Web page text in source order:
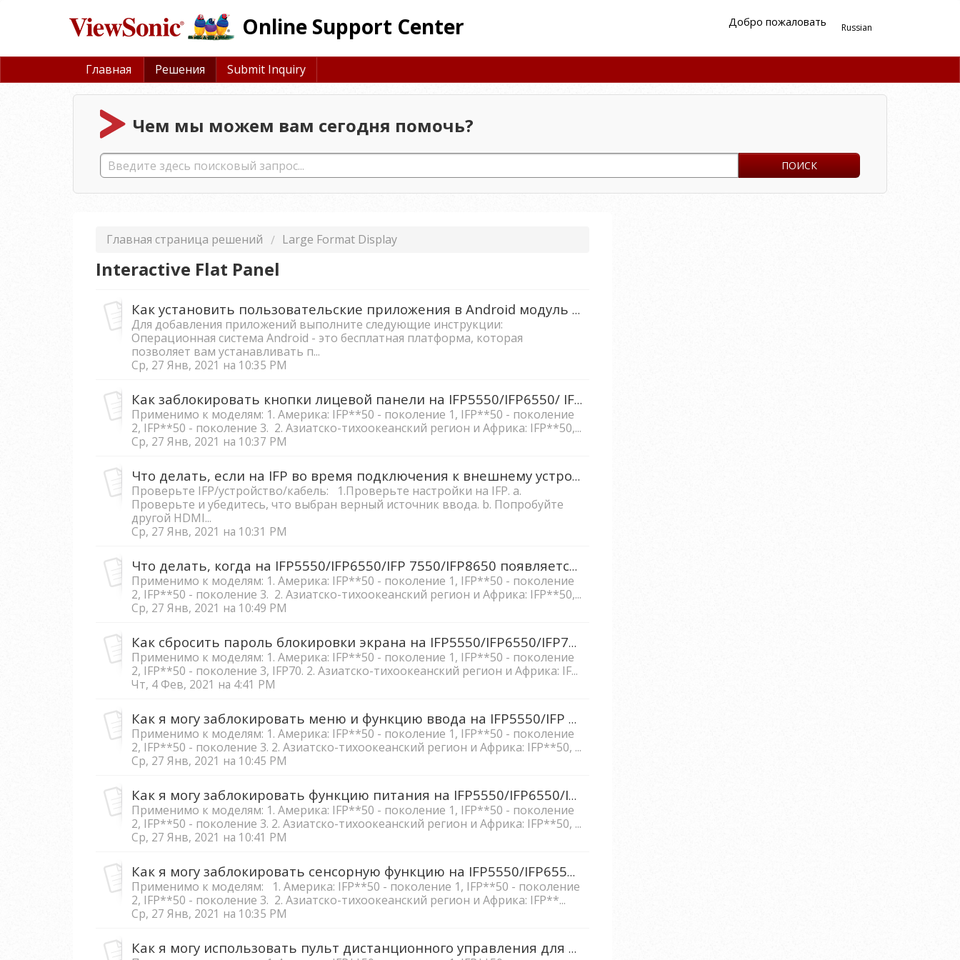
Online Support Center Russian
Добро пожаловать
Главная Решения Submit Inquiry
Чем мы можем вам сегодня помочь?
ПОИСК
Главная страница решений Large Format Display
Interactive Flat Panel
Как установить пользовательские приложения в Android модуль для дисплеев серии IFP50?
Для добавления приложений выполните следующие инструкции:
Операционная система Android - это бесплатная платформа, которая
позволяет вам устанавливать п...
Ср, 27 Янв, 2021 на 10:35 PM
Как заблокировать кнопки лицевой панели на IFP5550/IFP6550/ IFP7550/IFP8650?
Применимо к моделям: 1. Америка: IFP**50 - поколение 1, IFP**50 - поколение
2, IFP**50 - поколение 3. 2. Азиатско-тихоокеанский регион и Африка: IFP**50,...
Ср, 27 Янв, 2021 на 10:37 PM
Что делать, если на IFP во время подключения к внешнему устройству появляется сообщение об ошибке «Сигнал отсутствует»?
Проверьте IFP/устройство/кабель: 1.Проверьте настройки на IFP. a.
Проверьте и убедитесь, что выбран верный источник ввода. b. Попробуйте
другой HDMI...
Ср, 27 Янв, 2021 на 10:31 PM
Что делать, когда на IFP5550/IFP6550/IFP 7550/IFP8650 появляется сообщение «Устройство заблокировано. Для разблокировки, пожалуйста, используйте U диск»?
Применимо к моделям: 1. Америка: IFP**50 - поколение 1, IFP**50 - поколение
2, IFP**50 - поколение 3. 2. Азиатско-тихоокеанский регион и Африка: IFP**50,...
Ср, 27 Янв, 2021 на 10:49 PM
Как сбросить пароль блокировки экрана на IFP5550/IFP6550/IFP7550/IFP8650?
Применимо к моделям: 1. Америка: IFP**50 - поколение 1, IFP**50 - поколение
2, IFP**50 - поколение 3, IFP70. 2. Азиатско-тихоокеанский регион и Африка: IF...
Чт, 4 Фев, 2021 на 4:41 PM
Как я могу заблокировать меню и функцию ввода на IFP5550/IFP 6550/IFP7550/IFP8650?
Применимо к моделям: 1. Америка: IFP**50 - поколение 1, IFP**50 - поколение
2, IFP**50 - поколение 3. 2. Азиатско-тихоокеанский регион и Африка: IFP**50, ...
Ср, 27 Янв, 2021 на 10:45 PM
Как я могу заблокировать функцию питания на IFP5550/IFP6550/IFP 7550/IFP8650?
Применимо к моделям: 1. Америка: IFP**50 - поколение 1, IFP**50 - поколение
2, IFP**50 - поколение 3. 2. Азиатско-тихоокеанский регион и Африка: IFP**50, ...
Ср, 27 Янв, 2021 на 10:41 PM
Как я могу заблокировать сенсорную функцию на IFP5550/IFP6550/ IFP7550/IFP8650?
Применимо к моделям: 1. Америка: IFP**50 - поколение 1, IFP**50 - поколение
2, IFP**50 - поколение 3. 2. Азиатско-тихоокеанский регион и Африка: IFP**...
Ср, 27 Янв, 2021 на 10:35 PM
Как я могу использовать пульт дистанционного управления для закрепления экрана на IFP5550/IFP6550/IFP 7550/IFP8650?